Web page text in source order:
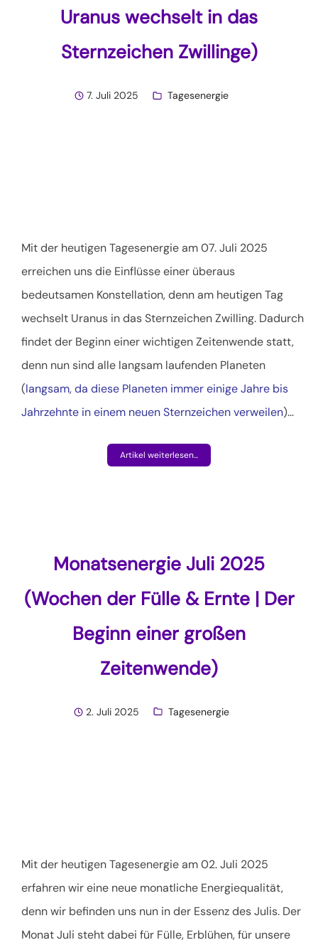
Uranus wechselt in das
Sternzeichen Zwillinge)
7. Juli 2025 Tagesenergie
Mit der heutigen Tagesenergie am 07. Juli 2025
erreichen uns die Einflüsse einer überaus
bedeutsamen Konstellation, denn am heutigen Tag
wechselt Uranus in das Sternzeichen Zwilling. Dadurch
findet der Beginn einer wichtigen Zeitenwende statt,
denn nun sind alle langsam laufenden Planeten
(langsam, da diese Planeten immer einige Jahre bis
Jahrzehnte in einem neuen Sternzeichen verweilen)…
Artikel weiterlesen...
Monatsenergie Juli 2025
(Wochen der Fülle & Ernte | Der
Beginn einer großen
Zeitenwende)
2. Juli 2025 Tagesenergie
Mit der heutigen Tagesenergie am 02. Juli 2025
erfahren wir eine neue monatliche Energiequalität,
denn wir befinden uns nun in der Essenz des Julis. Der
Monat Juli steht dabei für Fülle, Erblühen, für unsere